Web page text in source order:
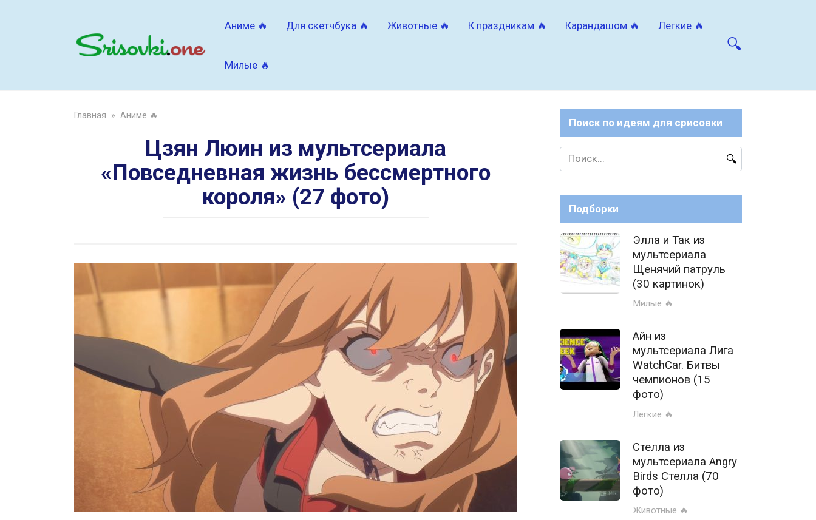
Аниме 🔥 Для скетчбука 🔥 Животные 🔥 К праздникам 🔥 Карандашом 🔥 Легкие 🔥
Милые 🔥
Главная » Аниме 🔥
Цзян Люин из мультсериала
«Повседневная жизнь бессмертного
короля» (27 фото)
Поиск по идеям для срисовки
Search
for:
Подборки
Элла и Так из
мультсериала
Щенячий патруль
(30 картинок)
Милые 🔥
Айн из
мультсериала Лига
WatchCar. Битвы
чемпионов (15
фото)
Легкие 🔥
Стелла из
мультсериала Angry
Birds Стелла (70
фото)
Животные 🔥